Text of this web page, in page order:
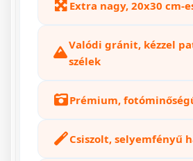
Extra nagy, 20x30 cm-
Valódi gránit, kézzel
szélek
Prémium,
Csiszolt, selyemfényű